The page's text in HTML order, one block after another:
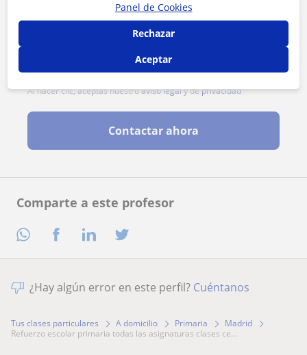
Comparte a este profesor
Al hacer clic, aceptas nuestroaviso legaly deprivacidad
Contactar ahora
¿Hay algún error en este perfil? Cuéntanos
Tus clases particulares A domicilio Primaria
Madrid
refuerzo escolar primaria todas las asignaturas clases ce...
Panel de Cookies
Rechazar
Aceptar